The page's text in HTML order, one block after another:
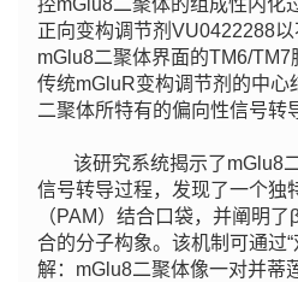
控mGlu8二聚体的组成性内化
正向变构调节剂VU0422288
mGlu8二聚体界面的TM6/
传统mGluR变构调节剂的中心
二聚体所特有的偏向性信号转
该研究系统揭示了mGlu8
信号转导过程，发现了一个独
（PAM）结合口袋，并阐明
合的分子构象。该机制可通过
解：mGlu8二聚体像一对并蒂